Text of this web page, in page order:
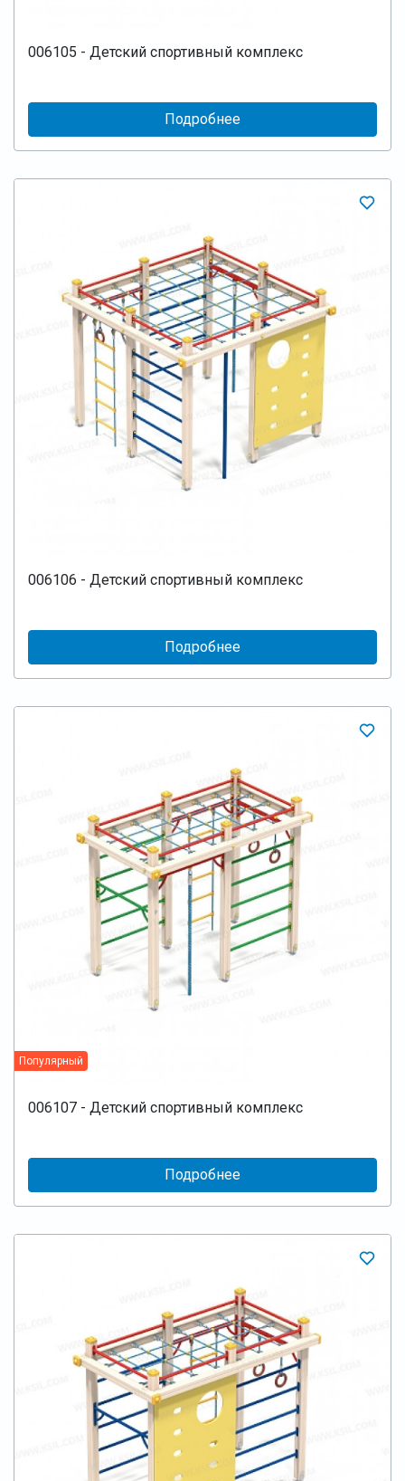
006105 - Детский спортивный комплекс
Подробнее
006106 - Детский спортивный комплекс
Подробнее
Популярный
006107 - Детский спортивный комплекс
Подробнее